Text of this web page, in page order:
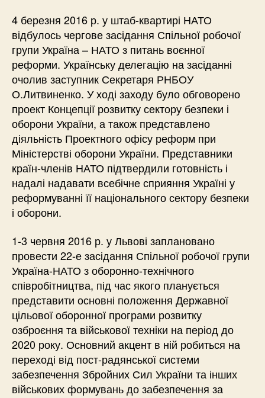
4 березня 2016 р. у штаб-квартирі НАТО
відбулось чергове засідання Спільної робочої
групи Україна – НАТО з питань воєнної
реформи. Українську делегацію на засіданні
очолив заступник Секретаря РНБОУ
О.Литвиненко. У ході заходу було обговорено
проект Концепції розвитку сектору безпеки і
оборони України, а також представлено
діяльність Проектного офісу реформ при
Міністерстві оборони України. Представники
країн-членів НАТО підтвердили готовність і
надалі надавати всебічне сприяння Україні у
реформуванні її національного сектору безпеки
і оборони.
1-3 червня 2016 р. у Львові заплановано
провести 22-е засідання Спільної робочої групи
Україна-НАТО з оборонно-технічного
співробітництва, під час якого планується
представити основні положення Державної
цільової оборонної програми розвитку
озброєння та військової техніки на період до
2020 року. Основний акцент в ній робиться на
переході від пост-радянської системи
забезпечення Збройних Сил України та інших
військових формувань до забезпечення за